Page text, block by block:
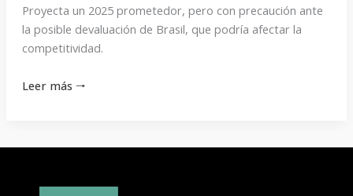
Proyecta un 2025 prometedor, pero con precaución ante
la posible devaluación de Brasil, que podría afectar la
competitividad.
Leer más 🠒